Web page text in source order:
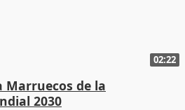
02:22
de la
2030